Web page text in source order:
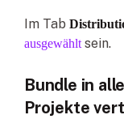
Im Tab
ausgewähltsein.
Bundle in
Projekte